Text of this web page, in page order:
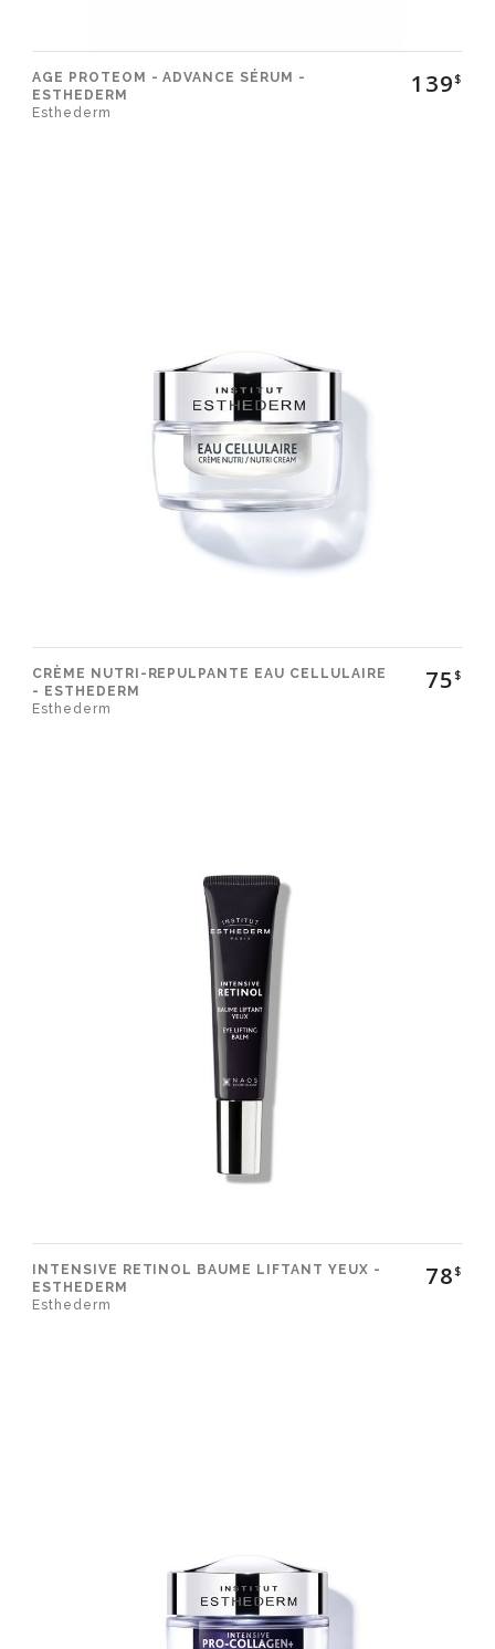
AGE PROTEOM - ADVANCE SÉRUM -
ESTHEDERM
Esthederm
139$
CRÈME NUTRI-REPULPANTE EAU CELLULAIRE
- ESTHEDERM
Esthederm
75$
INTENSIVE RETINOL BAUME LIFTANT YEUX -
ESTHEDERM
Esthederm
78$